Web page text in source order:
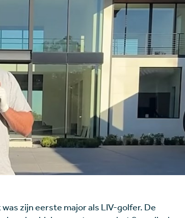
zijn eerste major als LIV-golfer. De